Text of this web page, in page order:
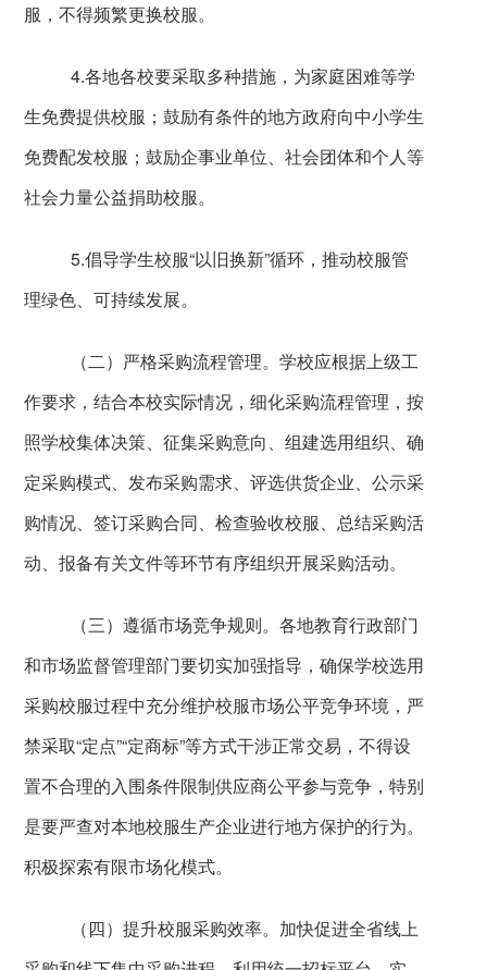
服，不得频繁更换校服。
4.各地各校要采取多种措施，为家庭困难等学
生免费提供校服；鼓励有条件的地方政府向中小学生
免费配发校服；鼓励企事业单位、社会团体和个人等
社会力量公益捐助校服。
5.倡导学生校服“以旧换新”循环，推动校服管
理绿色、可持续发展。
（二）严格采购流程管理。学校应根据上级工
作要求，结合本校实际情况，细化采购流程管理，按
照学校集体决策、征集采购意向、组建选用组织、确
定采购模式、发布采购需求、评选供货企业、公示采
购情况、签订采购合同、检查验收校服、总结采购活
动、报备有关文件等环节有序组织开展采购活动。
（三）遵循市场竞争规则。各地教育行政部门
和市场监督管理部门要切实加强指导，确保学校选用
采购校服过程中充分维护校服市场公平竞争环境，严
禁采取“定点”“定商标”等方式干涉正常交易，不得设
置不合理的入围条件限制供应商公平参与竞争，特别
是要严查对本地校服生产企业进行地方保护的行为。
积极探索有限市场化模式。
（四）提升校服采购效率。加快促进全省线上